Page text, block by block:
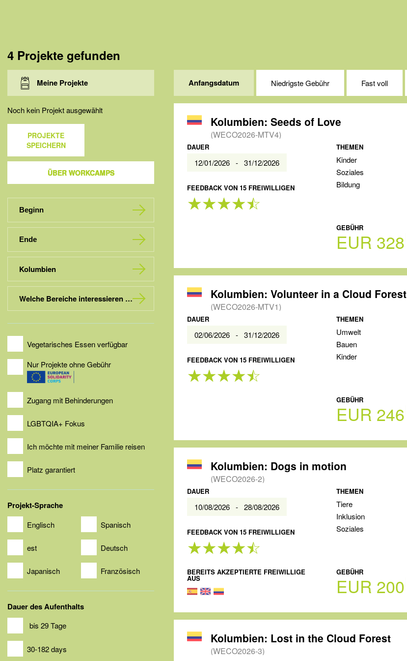
4 Projekte gefunden
Meine Projekte
Noch kein Projekt ausgewählt
PROJEKTE
SPEICHERN
ÜBER WORKCAMPS
Kolumbien
Welche Bereiche interessieren dich?
Vegetarisches Essen verfügbar
Nur Projekte ohne Gebühr
Zugang mit Behinderungen
LGBTQIA+ Fokus
Ich möchte mit meiner Familie reisen
Platz garantiert
Projekt-Sprache
Englisch Spanisch
est Deutsch
Japanisch Französisch
Dauer des Aufenthalts
bis 29 Tage
30-182 days
Anfangsdatum Niedrigste Gebühr Fast voll
Kolumbien: Seeds of Love
(WECO2026-MTV4)
DAUER
12/01/2026 - 31/12/2026
FEEDBACK VON 15 FREIWILLIGEN
THEMEN
Kinder
Soziales
Bildung
GEBÜHR
EUR 328
Kolumbien: Volunteer in a Cloud Forest
(WECO2026-MTV1)
DAUER
02/06/2026 - 31/12/2026
FEEDBACK VON 15 FREIWILLIGEN
THEMEN
Umwelt
Bauen
Kinder
GEBÜHR
EUR 246
Kolumbien: Dogs in motion
(WECO2026-2)
DAUER
10/08/2026 - 28/08/2026
FEEDBACK VON 15 FREIWILLIGEN
THEMEN
Tiere
Inklusion
Soziales
BEREITS AKZEPTIERTE FREIWILLIGE
AUS
GEBÜHR
EUR 200
Kolumbien: Lost in the Cloud Forest
(WECO2026-3)